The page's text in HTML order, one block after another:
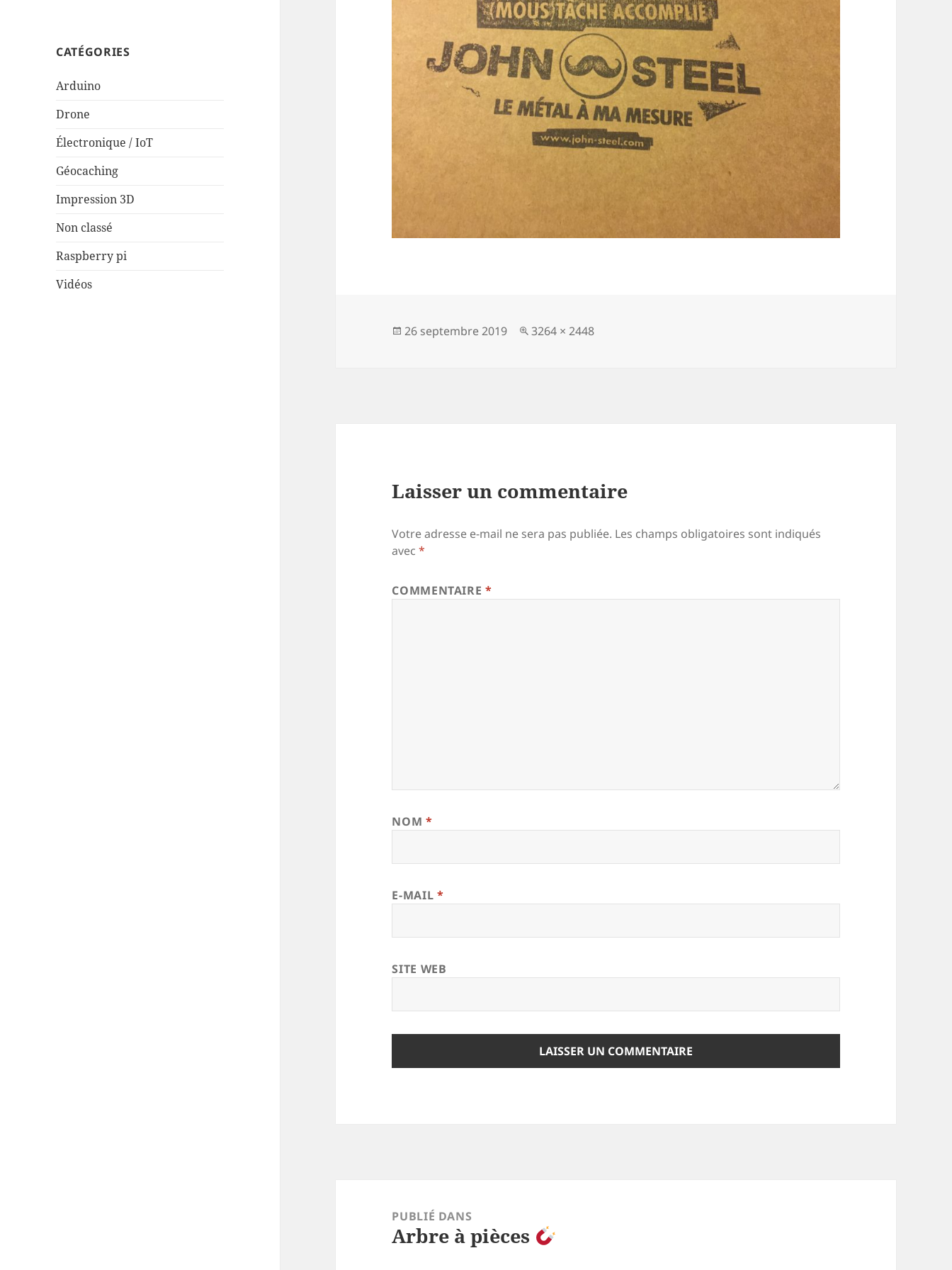
CATÉGORIES
Arduino
Drone
Électronique / IoT
Géocaching
Impression 3D
Non classé
Raspberry pi
Vidéos
Publié
26 septembre 2019
Taille
3264 × 2448
Laisser un commentaire
Votre adresse e-mail ne sera pas publiée. Les champs obligatoires sont indiqués
avec*
COMMENTAIRE*
NOM *
E-MAIL *
SITE WEB
PUBLIÉ DANS
Arbre à pièces